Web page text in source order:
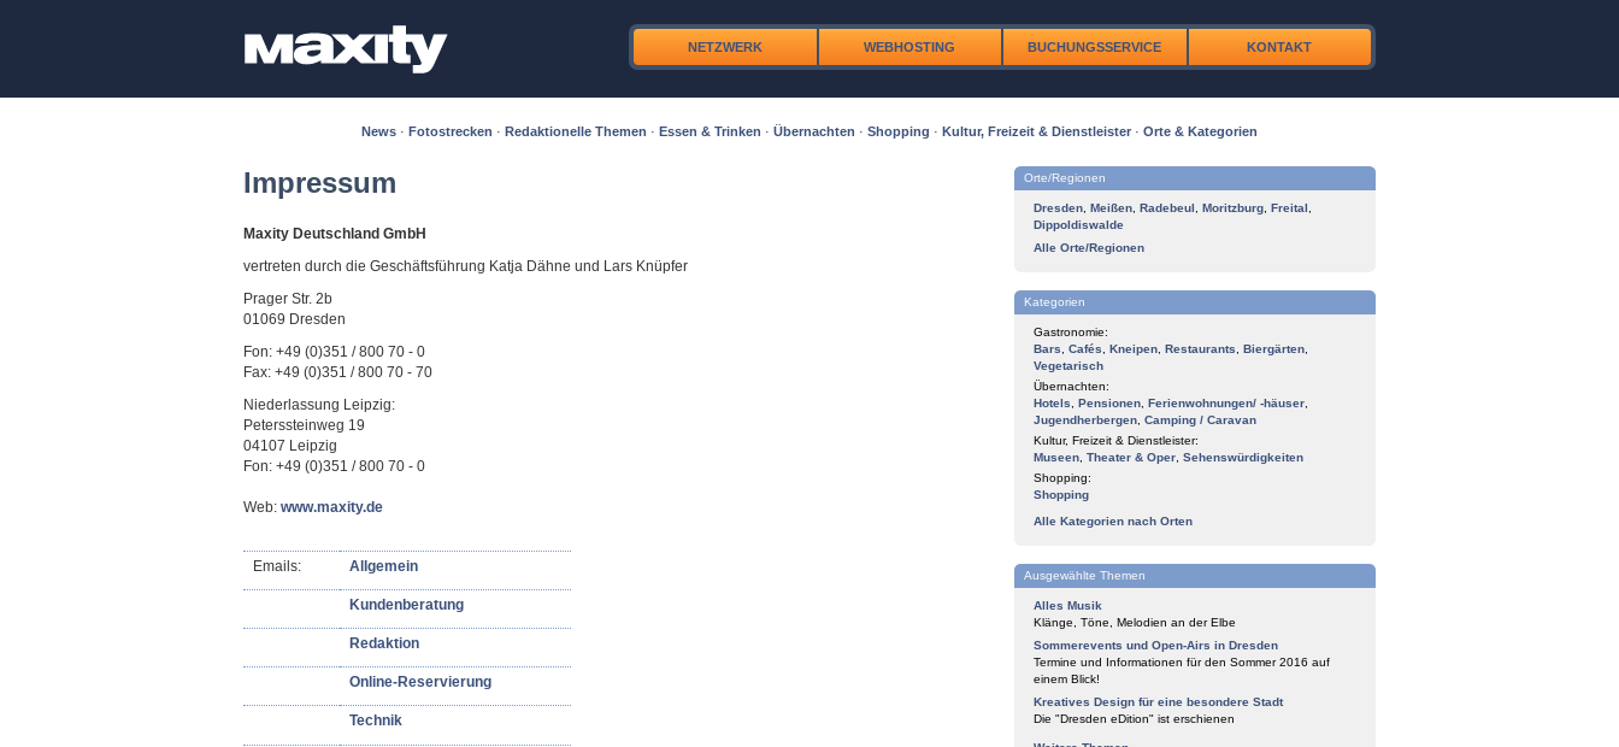
NETZWERK WEBHOSTING BUCHUNGSSERVICE KONTAKT
News · Fotostrecken · Redaktionelle Themen · Essen & Trinken · Übernachten · Shopping · Kultur, Freizeit & Dienstleister · Orte & Kategorien
Impressum
Maxity Deutschland GmbH
vertreten durch die Geschäftsführung Katja Dähne und Lars Knüpfer
Prager Str. 2b
01069 Dresden
Fon: +49 (0)351 / 800 70 - 0
Fax: +49 (0)351 / 800 70 - 70
Niederlassung Leipzig:
Peterssteinweg 19
04107 Leipzig
Fon: +49 (0)351 / 800 70 - 0
Web: www.maxity.de
Emails: Allgemein
Kundenberatung
Redaktion
Online-Reservierung
Technik
Orte/Regionen
Dresden Meißen Radebeul Moritzburg Freital
Dippoldiswalde
Alle Orte/Regionen
Kategorien
Gastronomie:
Bars
Cafés Kneipen Restaurants Biergärten
Vegetarisch
Übernachten:
Hotels
Pensionen Ferienwohnungen/ -häuser
Jugendherbergen Camping / Caravan
Kultur, Freizeit & Dienstleister:
Museen Theater & Oper Sehenswürdigkeiten
Shopping:
Shopping
Alle Kategorien nach Orten
Ausgewählte Themen
Alles Musik
Klänge, Töne, Melodien an der Elbe
Sommerevents und Open-Airs in Dresden
Termine und Informationen für den Sommer 2016 auf
einem Blick!
Kreatives Design für eine besondere Stadt
Die "Dresden eDition" ist erschienen